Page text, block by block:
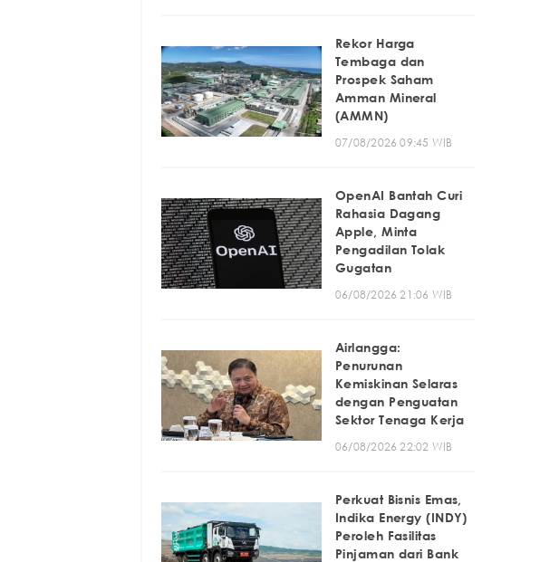
Rekor Harga
Tembaga dan
Prospek Saham
Amman Mineral
(AMMN)
07/08/2026 09:45 WIB
OpenAI Bantah Curi
Rahasia Dagang
Apple, Minta
Pengadilan Tolak
Gugatan
06/08/2026 21:06 WIB
Airlangga:
Penurunan
Kemiskinan Selaras
dengan Penguatan
Sektor Tenaga Kerja
06/08/2026 22:02 WIB
Perkuat Bisnis Emas,
Indika Energy (INDY)
Peroleh Fasilitas
Pinjaman dari Bank